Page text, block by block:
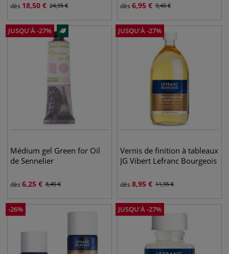
dès 18,50 € 24,95€ dès 6,95 € 9,45€
JUSQU'À-27%
Médium gel Green for Oil
de Sennelier
dès 6,25 € 8,45€
JUSQU'À-27%
Vernis de finition à tableaux
JG Vibert Lefranc Bourgeois
dès 8,95 € 11,95€
-26% JUSQU'À-27%